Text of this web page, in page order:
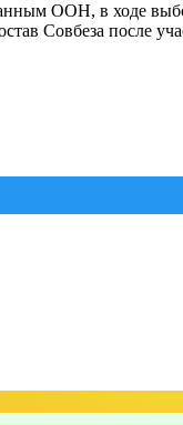
ООН, в ходе
Совбеза после